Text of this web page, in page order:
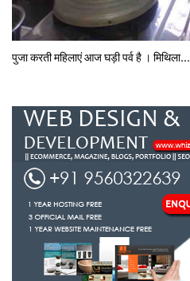
पुजा करती महिलाएं आज घड़ी पर्व है । मिथि‍ला...